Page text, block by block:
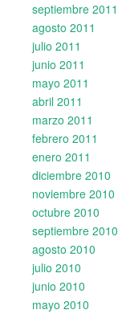
septiembre 2011
agosto 2011
julio 2011
junio 2011
mayo 2011
abril 2011
marzo 2011
febrero 2011
enero 2011
diciembre 2010
noviembre 2010
octubre 2010
septiembre 2010
agosto 2010
julio 2010
junio 2010
mayo 2010